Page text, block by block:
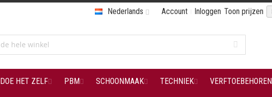
Account Inloggen Toon prijzen
Nederlands
DOE HET ZELF PBM SCHOONMAAK TECHNIEK VERFTOEBEHOREN